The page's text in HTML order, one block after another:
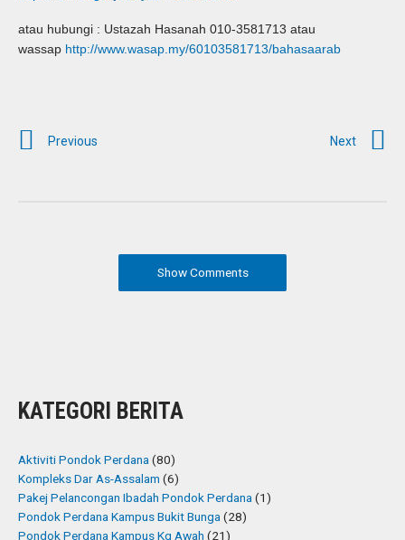
atau hubungi : Ustazah Hasanah 010-3581713 atau
wassap http://www.wasap.my/60103581713/bahasaarab
Previous Next
Show Comments
KATEGORI BERITA
Aktiviti Pondok Perdana(80)
Kompleks Dar As-Assalam (6)
Pakej Pelancongan Ibadah Pondok Perdana(1)
Pondok Perdana Kampus Bukit Bunga(28)
Pondok Perdana Kampus Kg Awah (21)